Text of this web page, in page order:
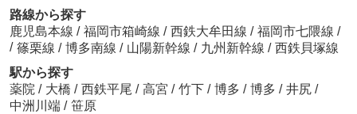
路線から探す
鹿児島本線 / 福岡市箱崎線 / 西鉄大牟田線 / 福岡市七隈線 /
/ 篠栗線 / 博多南線 / 山陽新幹線 / 九州新幹線 / 西鉄貝塚線
駅から探す
薬院 / 大橋 / 西鉄平尾 / 高宮 / 竹下 / 博多 / 博多 / 井尻 /
中洲川端 / 笹原